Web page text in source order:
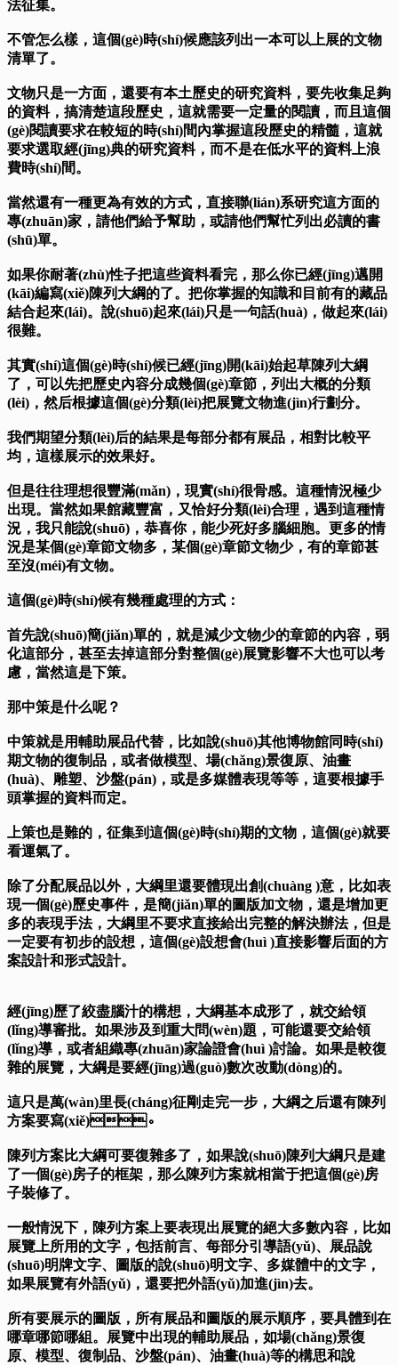
法征集。
不管怎么樣，這個(gè)時(shí)候應該列出一本可以上展的文物
清單了。
文物只是一方面，還要有本土歷史的研究資料，要先收集足夠
的資料，搞清楚這段歷史，這就需要一定量的閱讀，而且這個
(gè)閱讀要求在較短的時(shí)間內掌握這段歷史的精髓，這就
要求選取經(jīng)典的研究資料，而不是在低水平的資料上浪
費時(shí)間。
當然還有一種更為有效的方式，直接聯(lián)系研究這方面的
專(zhuān)家，請他們給予幫助，或請他們幫忙列出必讀的書
(shū)單。
如果你耐著(zhù)性子把這些資料看完，那么你已經(jīng)邁開
(kāi)編寫(xiě)陳列大綱的了。把你掌握的知識和目前有的藏品
結合起來(lái)。說(shuō)起來(lái)只是一句話(huà)，做起來(lái)
很難。
其實(shí)這個(gè)時(shí)候已經(jīng)開(kāi)始起草陳列大綱
了，可以先把歷史內容分成幾個(gè)章節，列出大概的分類
(lèi)，然后根據這個(gè)分類(lèi)把展覽文物進(jìn)行劃分。
我們期望分類(lèi)后的結果是每部分都有展品，相對比較平
均，這樣展示的效果好。
但是往往理想很豐滿(mǎn)，現實(shí)很骨感。這種情況極少
出現。當然如果館藏豐富，又恰好分類(lèi)合理，遇到這種情
況，我只能說(shuō)，恭喜你，能少死好多腦細胞。更多的情
況是某個(gè)章節文物多，某個(gè)章節文物少，有的章節甚
至沒(méi)有文物。
這個(gè)時(shí)候有幾種處理的方式：
首先說(shuō)簡(jiǎn)單的，就是減少文物少的章節的內容，弱
化這部分，甚至去掉這部分對整個(gè)展覽影響不大也可以考
慮，當然這是下策。
那中策是什么呢？
中策就是用輔助展品代替，比如說(shuō)其他博物館同時(shí)
期文物的復制品，或者做模型、場(chǎng)景復原、油畫
(huà)、雕塑、沙盤(pán)，或是多媒體表現等等，這要根據手
頭掌握的資料而定。
上策也是難的，征集到這個(gè)時(shí)期的文物，這個(gè)就要
看運氣了。
除了分配展品以外，大綱里還要體現出創(chuàng )意，比如表
現一個(gè)歷史事件，是簡(jiǎn)單的圖版加文物，還是增加更
多的表現手法，大綱里不要求直接給出完整的解決辦法，但是
一定要有初步的設想，這個(gè)設想會(huì )直接影響后面的方
案設計和形式設計。
經(jīng)歷了絞盡腦汁的構想，大綱基本成形了，就交給領
(lǐng)導審批。如果涉及到重大問(wèn)題，可能還要交給領
(lǐng)導，或者組織專(zhuān)家論證會(huì )討論。如果是較復
雜的展覽，大綱是要經(jīng)過(guò)數次改動(dòng)的。
這只是萬(wàn)里長(cháng)征剛走完一步，大綱之后還有陳列
方案要寫(xiě)。
陳列方案比大綱可要復雜多了，如果說(shuō)陳列大綱只是建
了一個(gè)房子的框架，那么陳列方案就相當于把這個(gè)房
子裝修了。
一般情況下，陳列方案上要表現出展覽的絕大多數內容，比如
展覽上所用的文字，包括前言、每部分引導語(yǔ)、展品說
(shuō)明牌文字、圖版的說(shuō)明文字、多媒體中的文字，
如果展覽有外語(yǔ)，還要把外語(yǔ)加進(jìn)去。
所有要展示的圖版，所有展品和圖版的展示順序，要具體到在
哪章哪節哪組。展覽中出現的輔助展品，如場(chǎng)景復
原、模型、復制品、沙盤(pán)、油畫(huà)等的構思和說